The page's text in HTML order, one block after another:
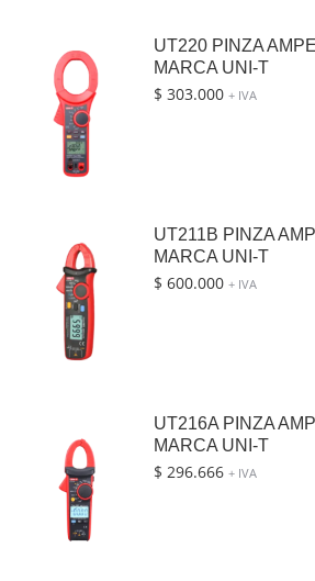
UT220 PINZA
MARCA UNI-T
$ 303.000 + IVA
UT211B PINZA
MARCA UNI-T
$ 600.000 + IVA
UT216A PINZA
MARCA UNI-T
$ 296.666 + IVA